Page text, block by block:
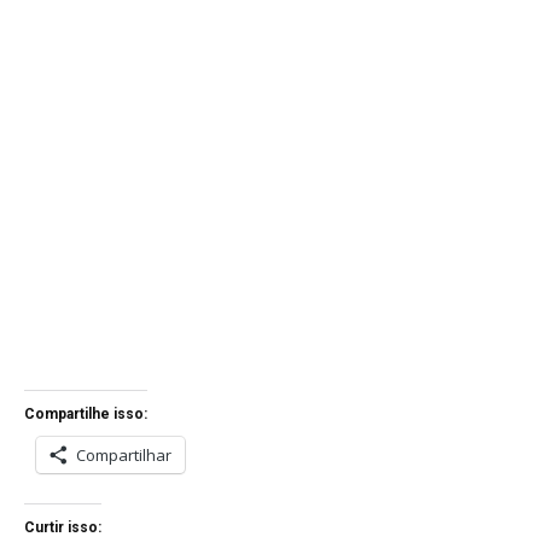
Compartilhe isso:
Compartilhar
Curtir isso: